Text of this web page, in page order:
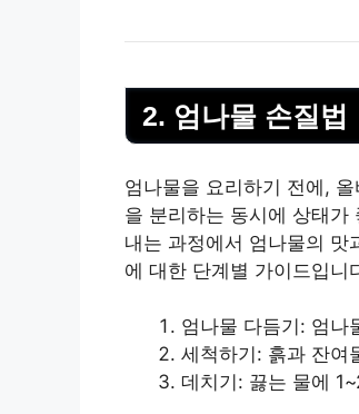
2. 엄나물 손질법
엄나물을 요리하기 전에,
을 분리하는 동시에 상태
내는 과정에서 엄나물의 맛
에 대한 단계별 가이드입니
엄나물 다듬기: 엄나
세척하기: 흙과 잔여
데치기: 끓는 물에